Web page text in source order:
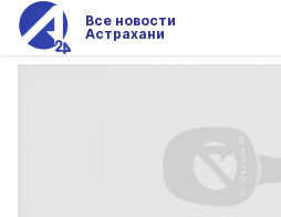
Все новости
Астрахани